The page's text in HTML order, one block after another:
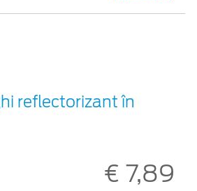
reflectorizant în
€ 7,89